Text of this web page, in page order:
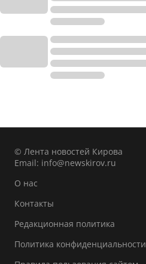
© Лента новостей Кирова
Email: info@newskirov.ru
О нас
Контакты
Редакционная политика
Политика конфиденциальности